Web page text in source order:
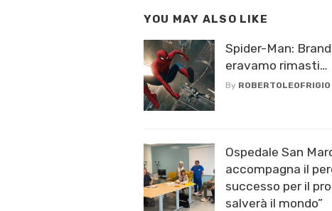
YOU MAY ALSO LIKE
Spider-Man:
eravamo rimasti…
By ROBERTOLEOFRIGIO
Ospedale San
accompagna il
successo per il
salverà il mondo”